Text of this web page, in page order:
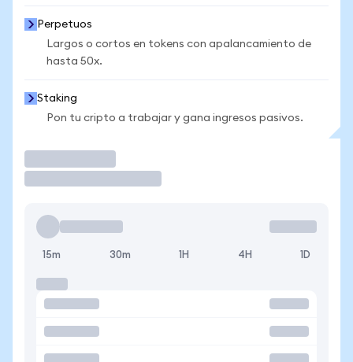
Perpetuos
Largos o cortos en tokens con apalancamiento de
hasta 50x.
Staking
Pon tu cripto a trabajar y gana ingresos pasivos.
15m 30m 1H 4H 1D